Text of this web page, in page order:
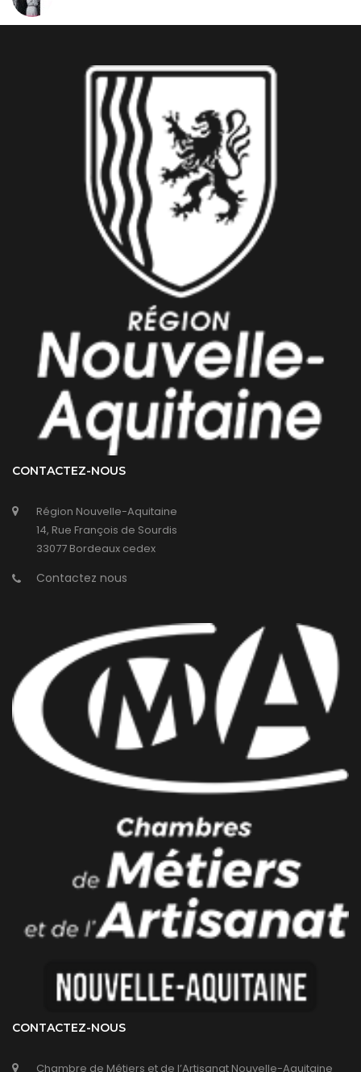
CONTACTEZ-NOUS
Région Nouvelle-Aquitaine
14, Rue François de Sourdis
33077 Bordeaux cedex
Contactez nous
CONTACTEZ-NOUS
Chambre de Métiers et de l’Artisanat Nouvelle-Aquitaine